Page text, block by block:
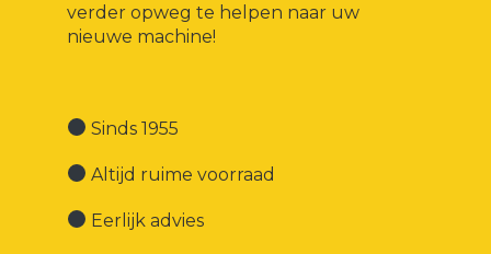
verder opweg te helpen naar uw
nieuwe machine!
Sinds 1955
Altijd ruime voorraad
Eerlijk advies